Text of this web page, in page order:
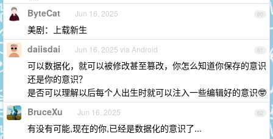
60
ByteCat Jun 16, 2025
美剧：上载新生
61
daiisdai Jun 16, 2025 via Android
可以数据化，就可以被修改甚至篡改，你怎么知道你保存的意识
还是你的意识？
是否可以理解以后每个人出生时就可以注入一些编辑好的意识🤓
62
BruceXu Jun 16, 2025
有没有可能,现在的你,已经是数据化的意识了...